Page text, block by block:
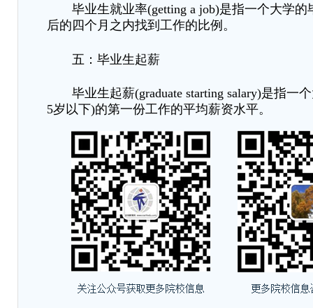
毕业生就业率(getting a job)是指一个大学的
后的四个月之内找到工作的比例。
五：毕业生起薪
毕业生起薪(graduate starting salary)是指一
5岁以下)的第一份工作的平均薪资水平。